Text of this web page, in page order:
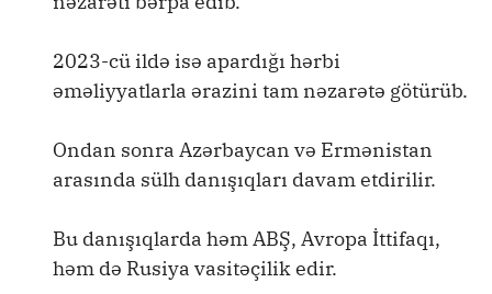
2023-cü ildə isə apardığı hərbi
əməliyyatlarla ərazini tam nəzarətə götürüb.
Ondan sonra Azərbaycan və Ermənistan
arasında sülh danışıqları davam etdirilir.
Bu danışıqlarda həm ABŞ, Avropa İttifaqı,
həm də Rusiya vasitəçilik edir.